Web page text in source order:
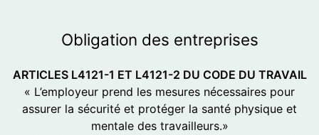
Obligation des entreprises
ARTICLES L4121-1 ET L4121-2 DU CODE DU TRAVAIL
« L’employeur prend les mesures nécessaires pour
assurer la sécurité et protéger la santé physique et
mentale des travailleurs.»